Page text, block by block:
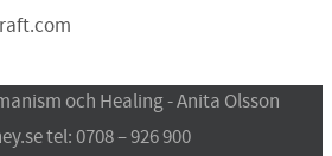
och Healing - Anita Olsson
tel: 0708 – 926 900